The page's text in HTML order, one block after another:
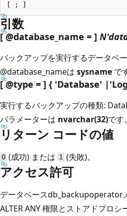
引数
[ @database_name = ]
バックアップを実行するデータベー
@database_nameは sysname で
[ @type = ] { 'Database'
実行するバックアップの種類:
パラメーターは nvarchar(32)です。
リターン コードの値
0 (成功) または 1(失敗)。
アクセス許可
データベースdb_backupoperator
ALTER ANY権限とストアドプロシ